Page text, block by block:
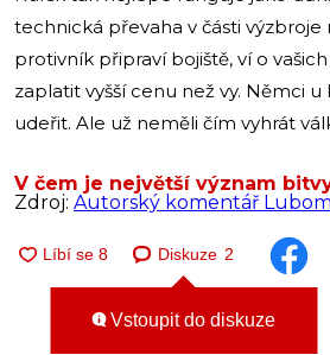
technická převaha v části výzbroje
protivník připraví bojiště, ví o
zaplatit vyšší cenu než vy. Němci u
udeřit. Ale už neměli čím vyhrát
V čem je největší význam
Zdroj: Autorský komentář
Diskuze 2
Vstoupit do diskuze